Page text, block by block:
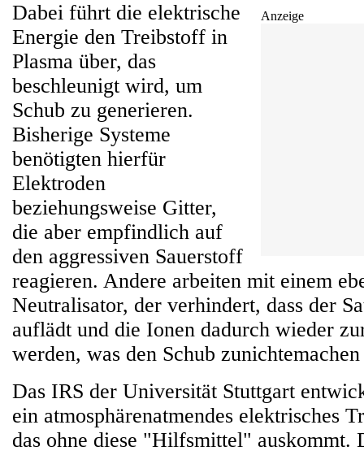
Anzeige
Dabei führt die elektrische
Energie den Treibstoff in
Plasma über, das
beschleunigt wird, um
Schub zu generieren.
Bisherige Systeme
benötigten hierfür
Elektroden
beziehungsweise Gitter,
die aber empfindlich auf
den aggressiven Sauerstoff
reagieren. Andere arbeiten mit einem
Neutralisator, der verhindert, dass der
auflädt und die Ionen dadurch wieder
werden, was den Schub
Das IRS der Universität Stuttgart
ein atmosphärenatmendes elektrisches
das ohne diese "Hilfsmittel" auskommt.